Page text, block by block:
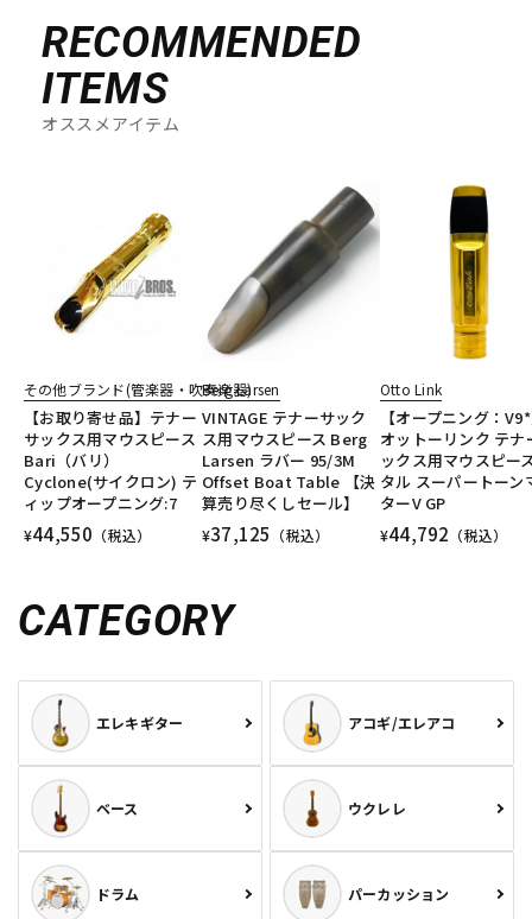
RECOMMENDED
ITEMS
オススメアイテム
その他ブランド(管楽器・吹奏楽器)
【お取り寄せ品】テナー
サックス用マウスピース
Bari（バリ）
Cyclone(サイクロン) テ
ィップオープニング:7
¥44,550 （税込）
Berg Larsen
VINTAGE テナーサック
ス用マウスピース Berg
Larsen ラバー 95/3M
Offset Boat Table 【決
算売り尽くしセール】
¥37,125 （税込）
Otto Link
【オープニング：
オットーリンク テナ
ックス用マウスピー
タル スーパートーン
ターV GP
¥44,792 （税込）
CATEGORY
エレキギター アコギ/エレアコ
ベース ウクレレ
ドラム パーカッション